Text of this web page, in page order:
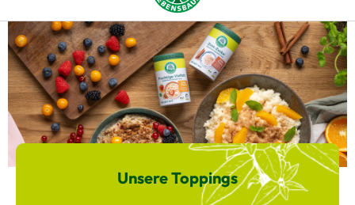
Unsere Toppings